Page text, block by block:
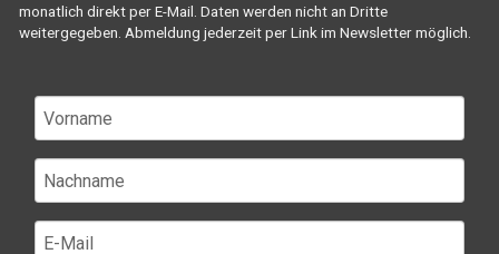
monatlich direkt per E-Mail. Daten werden nicht an Dritte
weitergegeben. Abmeldung jederzeit per Link im Newsletter möglich.